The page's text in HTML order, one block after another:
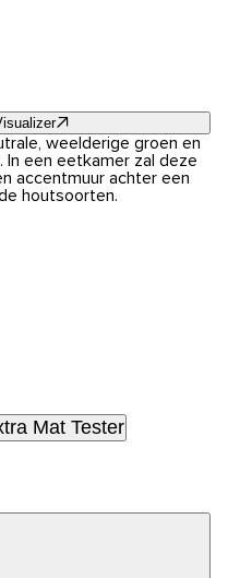
weelderige groen en
In een eetkamer zal deze
accentmuur achter een
houtsoorten.
Mat Tester